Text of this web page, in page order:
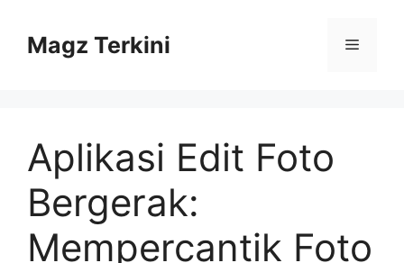
contentMagz Terkini Menu
Aplikasi Edit Foto
Bergerak:
Mempercantik Foto